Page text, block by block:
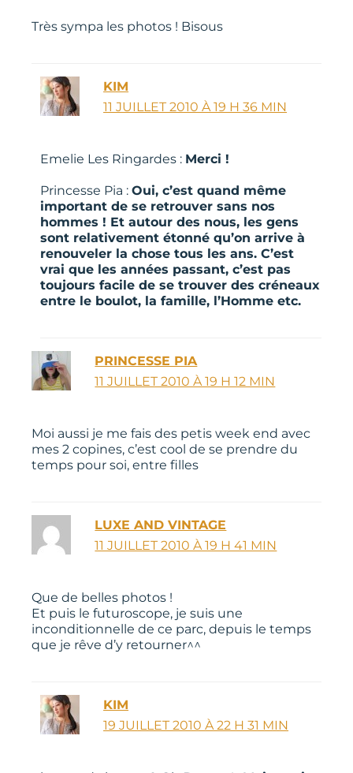
Très sympa les photos ! Bisous
KIM
11 JUILLET 2010 À 19 H 36 MIN
Emelie Les Ringardes : Merci !
Princesse Pia : Oui, c’est quand même
important de se retrouver sans nos
hommes ! Et autour des nous, les gens
sont relativement étonné qu’on arrive à
renouveler la chose tous les ans. C’est
vrai que les années passant, c’est pas
toujours facile de se trouver des créneaux
entre le boulot, la famille, l’Homme etc.
PRINCESSE PIA
11 JUILLET 2010 À 19 H 12 MIN
Moi aussi je me fais des petis week end avec
mes 2 copines, c’est cool de se prendre du
temps pour soi, entre filles
LUXE AND VINTAGE
11 JUILLET 2010 À 19 H 41 MIN
Que de belles photos !
Et puis le futuroscope, je suis une
inconditionnelle de ce parc, depuis le temps
que je rêve d’y retourner^^
KIM
19 JUILLET 2010 À 22 H 31 MIN